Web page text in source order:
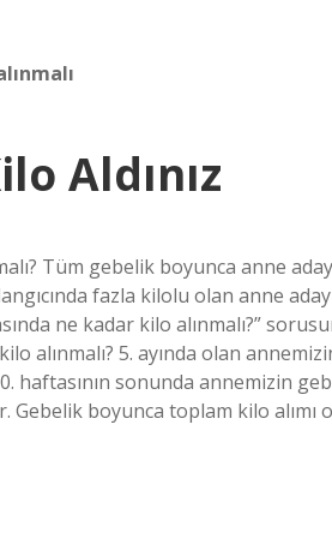
Aldınız
Tüm gebelik boyunca anne
fazla kilolu olan anne
ne kadar kilo alınmalı?”
alınmalı? 5. ayında olan
haftasının sonunda annemizin
Gebelik boyunca toplam kilo alımı